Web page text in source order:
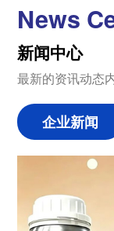
News
新闻中心
最新的资讯动态
企业新闻